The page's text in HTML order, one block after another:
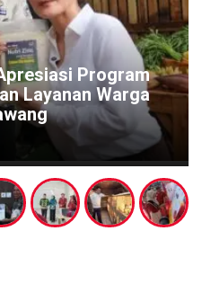
Program
Layanan Warga